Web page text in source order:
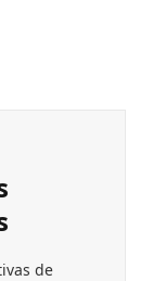
de